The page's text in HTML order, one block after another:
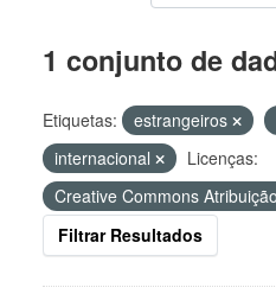
1 conjunto de
Etiquetas: estrangeiros
internacional
Licenças:
Creative Commons Atribuição
Filtrar Resultados